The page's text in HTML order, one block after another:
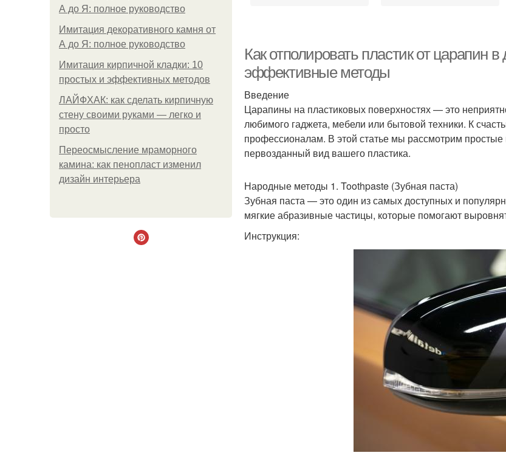
А до Я: полное руководство
Имитация декоративного камня от
А до Я: полное руководство
Имитация кирпичной кладки: 10
простых и эффективных методов
ЛАЙФХАК: как сделать кирпичную
стену своими руками — легко и
просто
Переосмысление мраморного
камина: как пенопласт изменил
дизайн интерьера
Простые методы
типа
Как отполировать пластик от царапин
эффективные методы
Введение
Царапины на пластиковых поверхностях — это
любимого гаджета, мебели или бытовой техники. К
профессионалам. В этой статье мы рассмотрим
первозданный вид вашего пластика.
Народные методы 1. Toothpaste (Зубная паста)
Зубная паста — это один из самых доступных и
мягкие абразивные частицы, которые помогают
Инструкция: